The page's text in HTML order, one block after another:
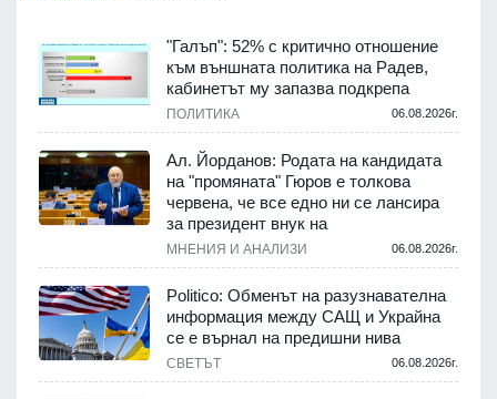
"Галъп": 52% с критично отношение
към външната политика на Радев,
кабинетът му запазва подкрепа
ПОЛИТИКА 06.08.2026г.
Ал. Йорданов: Родата на кандидата
на "промяната" Гюров е толкова
червена, че все едно ни се лансира
за президент внук на
МНЕНИЯ И АНАЛИЗИ 06.08.2026г.
Politico: Обменът на разузнавателна
информация между САЩ и Украйна
се е върнал на предишни нива
СВЕТЪТ 06.08.2026г.